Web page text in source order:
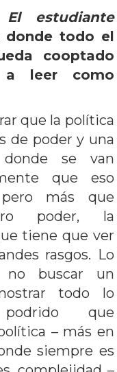
El estudiante
donde todo el
cooptado
leer como
que la política
de poder y una
donde se van
que eso
más que
poder, la
tiene que ver
rasgos. Lo
buscar un
todo lo
que
– más en
siempre es